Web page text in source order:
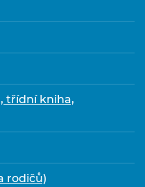
třídní kniha,
rodičů)